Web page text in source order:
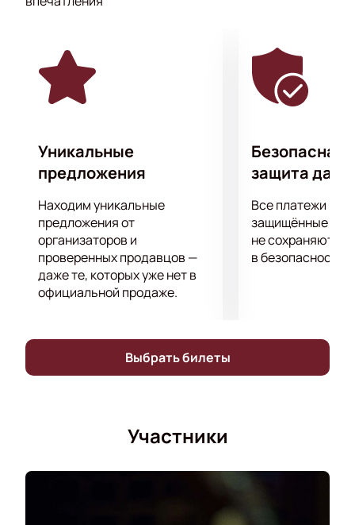
постановках, операх, балете. В репертуаре
эстрадные композиции, а также мелодии из
известных кинофильмов, ставшие мировыми
хитами.
Не пропустите этот потрясающий вечер
виртуозов!
Уникальные
предложения
Находим уникальные
предложения от
организаторов и
проверенных продавцов —
даже те, которых уже нет в
официальной продаже.
Безопасная
защита
Все платежи
защищённые
не сохраняются
в безопасности.
Выбрать билеты
Участники